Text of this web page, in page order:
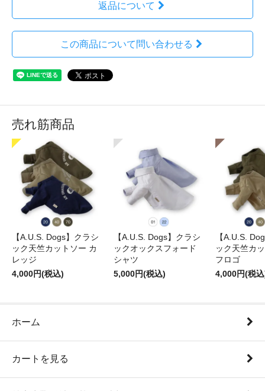
返品について
この商品について問い合わせる
売れ筋商品
【A.U.S. Dogs】クラシ
ック天竺カットソー カ
レッジ
4,000円(税込)
【A.U.S. Dogs】クラシ
ックオックスフォード
シャツ
5,000円(税込)
【A.U.S.
ック天竺カ
フロゴ
4,000円(税
ホーム
カートを見る